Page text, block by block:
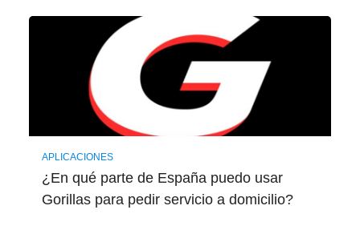
APLICACIONES
¿En qué parte de España puedo usar
Gorillas para pedir servicio a domicilio?